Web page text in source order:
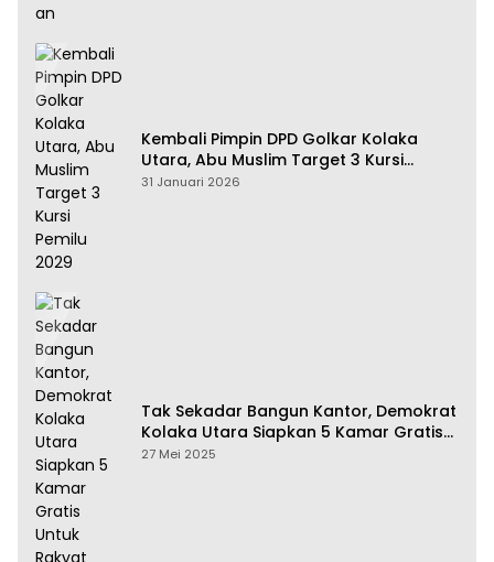
Kembali Pimpin DPD Golkar Kolaka
Utara, Abu Muslim Target 3 Kursi
Pemilu 2029
31 Januari 2026
Tak Sekadar Bangun Kantor, Demokrat
Kolaka Utara Siapkan 5 Kamar Gratis
Untuk Rakyat
27 Mei 2025